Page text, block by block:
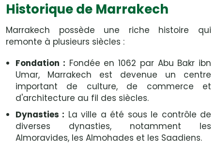
Historique de Marrakech
Marrakech possède une riche histoire qui
remonte à plusieurs siècles :
Fondation : Fondée en 1062 par Abu Bakr ibn
Umar, Marrakech est devenue un centre
important de culture, de commerce et
d'architecture au fil des siècles.
Dynasties : La ville a été sous le contrôle de
diverses dynasties, notamment les
Almoravides, les Almohades et les Saadiens.